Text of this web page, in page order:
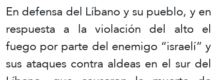
En defensa del Líbano y su pueblo, y en
respuesta a la violación del alto el
fuego por parte del enemigo “israelí” y
sus ataques contra aldeas en el sur del